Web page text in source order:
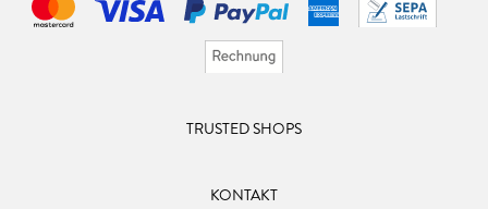
TRUSTED SHOPS
KONTAKT